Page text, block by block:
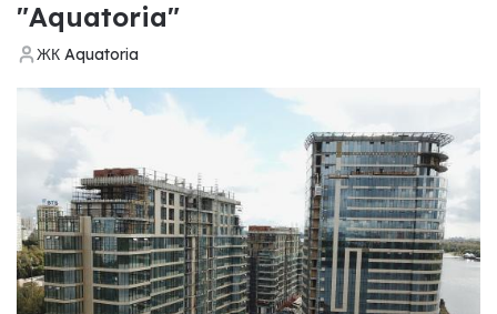
"Aquatoria"
ЖК Aquatoria